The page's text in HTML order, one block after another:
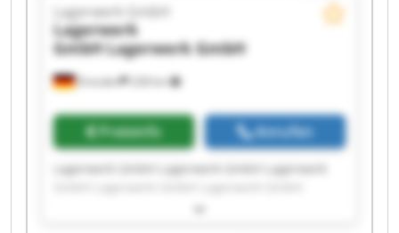
Dresden 228 km
Lagerwerk GmbH
Lagerwerk
GmbHLagerwerk GmbH
Preisinfo Anrufen
Lagerwerk GmbH Lagerwerk GmbH Lagerwerk
Lagerwerk GmbH Lagerwerk GmbH Lagerwerk